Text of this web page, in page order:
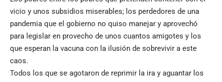
vicio y unos subsidios miserables; los perdedores de una
pandemia que el gobierno no quiso manejar y aprovechó
para legislar en provecho de unos cuantos amigotes y los
que esperan la vacuna con la ilusión de sobrevivir a este
caos.
Todos los que se agotaron de reprimir la ira y aguantar los